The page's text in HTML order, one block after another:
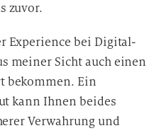
zuvor.
Experience bei Digital-
meiner Sicht auch einen
bekommen. Ein
kann Ihnen beides
Verwahrung und